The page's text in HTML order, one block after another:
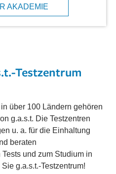
AKADEMIE
Testzentrum
über 100 Ländern gehören
g.a.s.t. Die Testzentren
u. a. für die Einhaltung
beraten
und zum Studium in
g.a.s.t.-Testzentrum!